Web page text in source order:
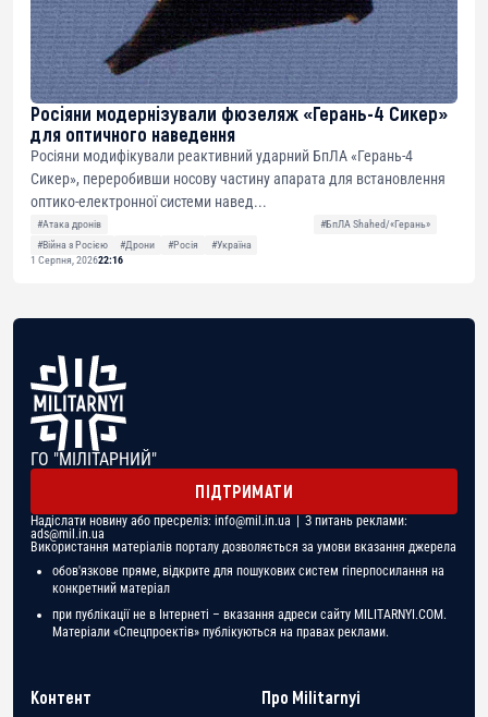
Росіяни модернізували фюзеляж «Герань-4 Сикер»
для оптичного наведення
Росіяни модифікували реактивний ударний БпЛА «Герань-4
Сикер», переробивши носову частину апарата для встановлення
оптико-електронної системи навед...
#Атака дронів
#БпЛА Shahed/«Герань»
#Війна з Росією
#Дрони #Росія
#Україна
1 Серпня, 202622:16
ГО "МІЛІТАРНИЙ"
ПІДТРИМАТИ
Надіслати новину або пресреліз: info@mil.in.ua | З питань реклами:
ads@mil.in.ua
Використання матеріалів порталу дозволяється за умови вказання джерела
обов'язкове пряме, відкрите для пошукових систем гіперпосилання на
конкретний матеріал
при публікації не в Інтернеті – вказання адреси сайту MILITARNYI.COM.
Матеріали «Спецпроектів» публікуються на правах реклами.
Контент Про Militarnyi